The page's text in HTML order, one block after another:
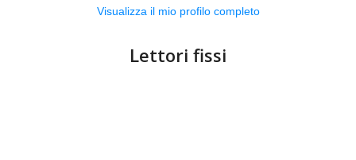
Visualizza il mio profilo completo
Lettori fissi